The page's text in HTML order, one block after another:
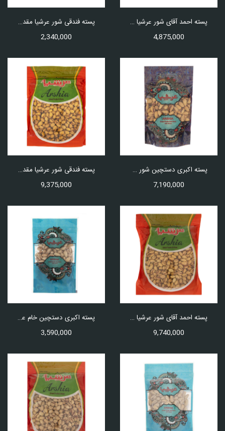
پسته احمد آقای شور عرشیا مقدار 500 گرم
4,875,000
پسته فندقی شور عرشیا مقدار 250 گرم
2,340,000
پسته اکبری دستچین شور عرشیا 500 گرم
7,190,000
پسته فندقی شور عرشیا مقدار 1 کیلو گرم
9,375,000
پسته احمد آقای شور عرشیا مقدار 1 کیلو گرم
9,740,000
پسته اکبری دستچین خام عرشیا مقدار 250 گرم
3,590,000